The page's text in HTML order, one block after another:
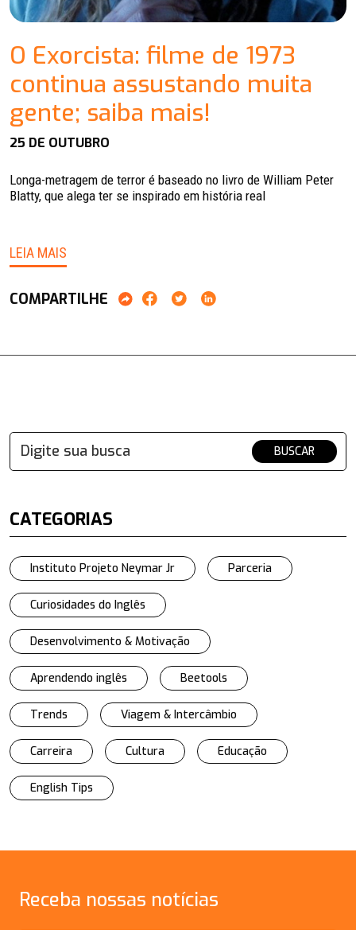
O Exorcista: filme de 1973
continua assustando muita
gente; saiba mais!
25 DE OUTUBRO
Longa-metragem de terror é baseado no livro de William Peter
Blatty, que alega ter se inspirado em história real
LEIA MAIS
COMPARTILHE
BUSCAR
CATEGORIAS
Instituto Projeto Neymar Jr Parceria
Curiosidades do Inglês
Desenvolvimento & Motivação
Aprendendo inglês Beetools
Trends Viagem & Intercâmbio
Carreira Cultura Educação
English Tips
Receba nossas notícias